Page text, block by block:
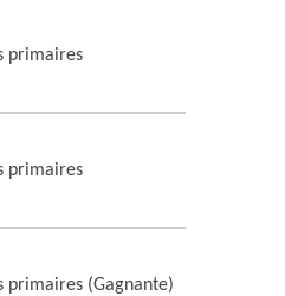
primaires
primaires
primaires (Gagnante)